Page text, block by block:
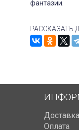
фантазии.
РАССКАЗАТЬ
Доставка
Оплата